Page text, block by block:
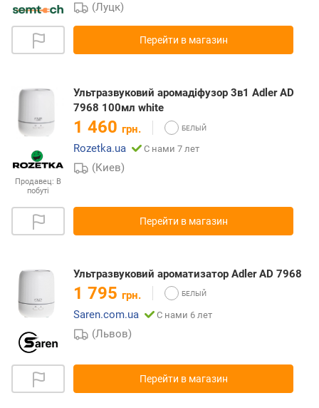
(Луцк)
Перейти в магазин
Продавец: В
побуті
Ультразвуковий аромадіфузор 3в1 Adler AD
7968 100мл white
1 460 грн.
Rozetka.ua
С нами 7 лет
(Киев)
Перейти в магазин
Ультразвуковий ароматизатор Adler AD 7968
1 795 грн.
Saren.com.ua
С нами 6 лет
(Львов)
Перейти в магазин